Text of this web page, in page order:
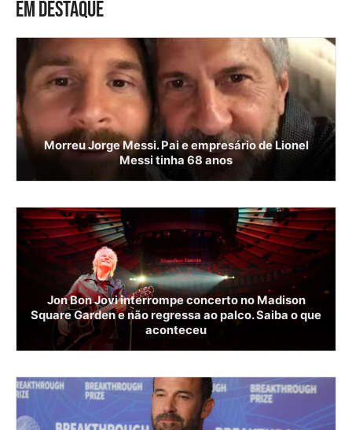
EM DESTAQUE
Morreu Jorge Messi. Pai e empresário de Lionel
Messi tinha 68 anos
Jon Bon Jovi interrompe concerto no Madison
Square Garden e não regressa ao palco. Saiba o que
aconteceu